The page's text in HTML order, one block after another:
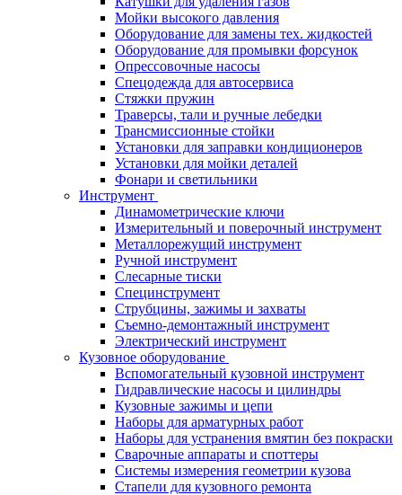
Мойки высокого давления
Оборудование для замены тех. жидкостей
Оборудование для промывки форсунок
Опрессовочные насосы
Спецодежда для автосервиса
Стяжки пружин
Траверсы, тали и ручные лебедки
Трансмиссионные стойки
Установки для заправки кондиционеров
Установки для мойки деталей
Фонари и светильники
Инструмент
Динамометрические ключи
Измерительный и поверочный инструмент
Металлорежущий инструмент
Ручной инструмент
Слесарные тиски
Специнструмент
Струбцины, зажимы и захваты
Съемно-демонтажный инструмент
Электрический инструмент
Кузовное оборудование
Вспомогательный кузовной инструмент
Гидравлические насосы и цилиндры
Кузовные зажимы и цепи
Наборы для арматурных работ
Наборы для устранения вмятин без покраски
Сварочные аппараты и споттеры
Системы измерения геометрии кузова
Стапели для кузовного ремонта